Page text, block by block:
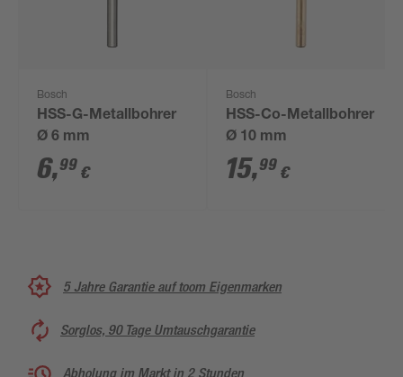
Bosch
HSS-G-Metallbohrer
Ø 6 mm
6,99 €
Bosch
HSS-Co-Metallbohrer
Ø 10 mm
15,99 €
5 Jahre Garantie auf toom Eigenmarken
Sorglos, 90 Tage Umtauschgarantie
Abholung im Markt in 2 Stunden